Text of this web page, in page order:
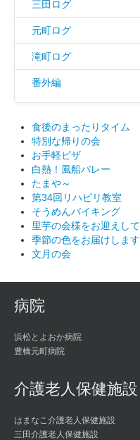
三田ログ
元町ログ
滝町ログ
番外編
食後のまったりタイム
特別な帰りの会
お手軽ピザ
白熱！風船バレー
たまや～
第34回リハビリ教室
そうめんバイキング
里芋の会様をお迎えして
季節の色をお届けします
文月の会
病院
浜松とよおか病院
豊橋元町病院
介護老人保健施設
はまなこ介護老人保健施設
三田介護老人保健施設